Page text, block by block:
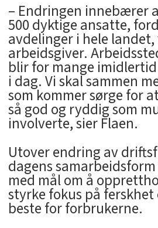
– Endringen innebærer
500 dyktige ansatte,
avdelinger i hele
arbeidsgiver.
blir for mange
i dag. Vi skal sammen
som kommer sørge for
så god og ryddig som
involverte, sier Flaen.
Utover endring av
dagens
med mål om å
styrke fokus på
beste for forbrukerne.